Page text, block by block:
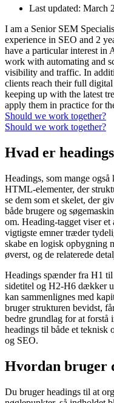
Last updated: March
I am a Senior SEM
experience in SEO and 2
have a particular interest in
work with automating and
visibility and traffic. In
clients reach their full
keeping up with the latest
apply them in practice for
Should we work together?
Should we work together?
Hvad er
Headings, som mange
HTML-elementer, der
se dem som et skelet, der
både brugere og
om. Heading-tagget viser
vigtigste emner træder
skabe en logisk opbygning
øverst, og de relaterede
Headings spænder fra H1
sidetitel og H2-H6 dækker
kan sammenlignes med
bruger strukturen bevidst,
bedre grundlag for at forstå
headings til både et
og SEO.
Hvordan bruger
Du bruger headings til at